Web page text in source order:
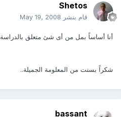
Shetos
قام بنشر May 19, 2008
أنا أساساً بمل من أى شئ متعلق بالدراسة..
شكراً بسنت من المعلومة الجميلة..
bassant